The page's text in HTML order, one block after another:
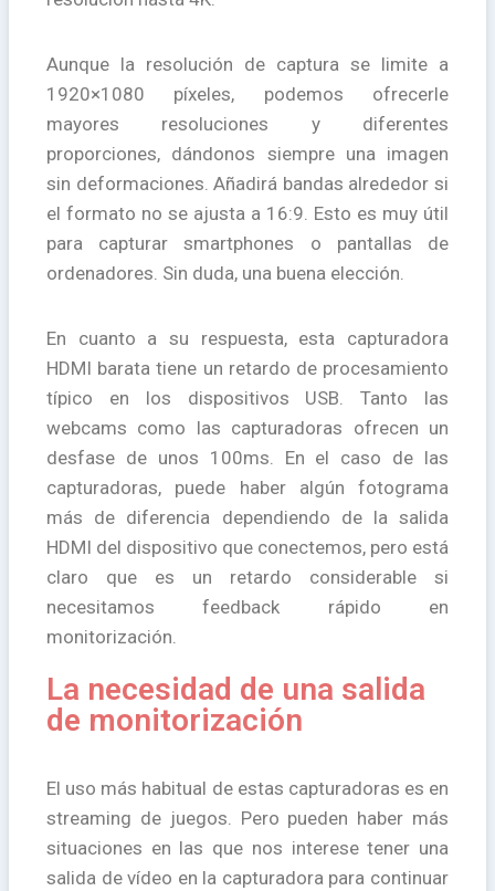
Aunque la resolución de captura se limite a
1920×1080 píxeles, podemos ofrecerle
mayores resoluciones y diferentes
proporciones, dándonos siempre una imagen
sin deformaciones. Añadirá bandas alrededor si
el formato no se ajusta a 16:9. Esto es muy útil
para capturar smartphones o pantallas de
ordenadores. Sin duda, una buena elección.
En cuanto a su respuesta, esta capturadora
HDMI barata tiene un retardo de procesamiento
típico en los dispositivos USB. Tanto las
webcams como las capturadoras ofrecen un
desfase de unos 100ms. En el caso de las
capturadoras, puede haber algún fotograma
más de diferencia dependiendo de la salida
HDMI del dispositivo que conectemos, pero está
claro que es un retardo considerable si
necesitamos feedback rápido en
monitorización.
La necesidad de una salida
de monitorización
El uso más habitual de estas capturadoras es en
streaming de juegos. Pero pueden haber más
situaciones en las que nos interese tener una
salida de vídeo en la capturadora para continuar